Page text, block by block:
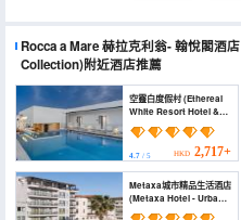
Rocca a Mare 赫拉克利翁- 翰悅閣酒店
Collection)附近酒店推薦
空靈白度假村 (Ethereal
White Resort Hotel &
Spa)
4.7 / 5 HKD 2,717+
Metaxa城市精品生活酒店
(Metaxa Hotel - Urban
Boutique Living)